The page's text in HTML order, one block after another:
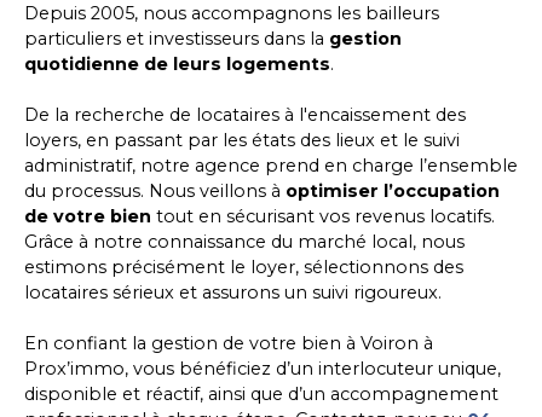
Depuis 2005, nous accompagnons les bailleurs
particuliers et investisseurs dans la gestion
quotidienne de leurs logements.
De la recherche de locataires à l'encaissement des
loyers, en passant par les états des lieux et le suivi
administratif, notre agence prend en charge l’ensemble
du processus. Nous veillons à optimiser l’occupation
de votre bien tout en sécurisant vos revenus locatifs.
Grâce à notre connaissance du marché local, nous
estimons précisément le loyer, sélectionnons des
locataires sérieux et assurons un suivi rigoureux.
En confiant la gestion de votre bien à Voiron à
Prox’immo, vous bénéficiez d’un interlocuteur unique,
disponible et réactif, ainsi que d’un accompagnement